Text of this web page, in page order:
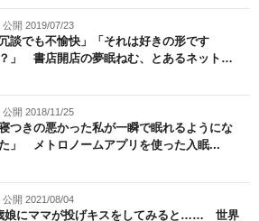
公開 2019/07/23
冗談でも不愉快」「それは好きの形です
」 書店開店の夢眠ねむ、とあるネット
公開 2018/11/25
寝つきの悪かった私が一瞬で眠れるようにな
」 メトロノームアプリを使った入眠...
公開 2021/08/04
娘にママが投げキスをしてみると…… 世界